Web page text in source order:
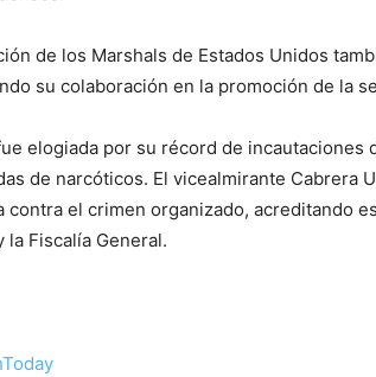
de los Marshals de Estados Unidos
su colaboración en la promoción de la
elogiada por su récord de
de narcóticos. El vicealmirante Cabrera
contra el crimen organizado, acreditando
la Fiscalía General.